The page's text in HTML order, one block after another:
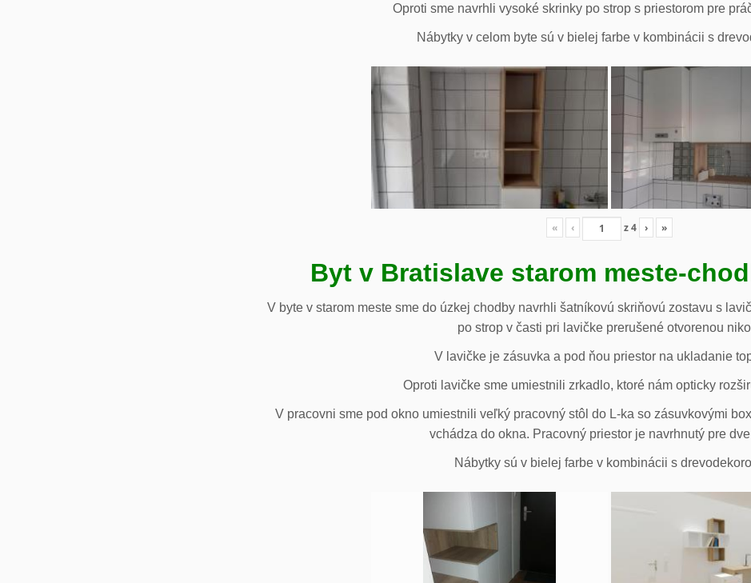
Oproti sme navrhli vysoké skrinky po strop s priestorom pre
Nábytky v celom byte sú v bielej farbe v kombinácii s
« ‹ z4 › »
Byt v Bratislave starom meste-
V byte v starom meste sme do úzkej chodby navrhli šatníkovú skriňovú zostavu s
po strop v časti pri lavičke prerušené otvorenou
V lavičke je zásuvka a pod ňou priestor na ukladanie
Oproti lavičke sme umiestnili zrkadlo, ktoré nám opticky
V pracovni sme pod okno umiestnili veľký pracovný stôl do L-ka so zásuvkovými
vchádza do okna. Pracovný priestor je navrhnutý pre
Nábytky sú v bielej farbe v kombinácii s